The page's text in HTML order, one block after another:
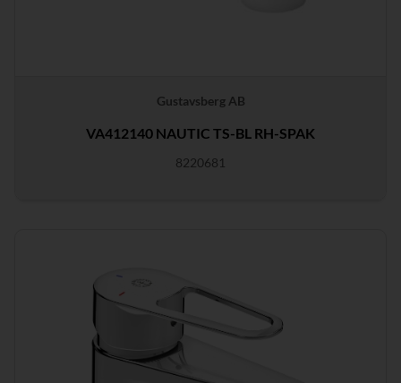
Gustavsberg AB
VA412140 NAUTIC TS-BL RH-SPAK
8220681